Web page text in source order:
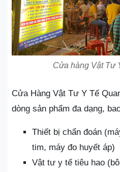
Cửa hàng Vật Tư
Cửa Hàng Vật Tư Y Tế
dòng sản phẩm đa dạng,
Thiết bị chẩn đoán
tim, máy đo huyết áp)
Vật tư y tế tiêu hao